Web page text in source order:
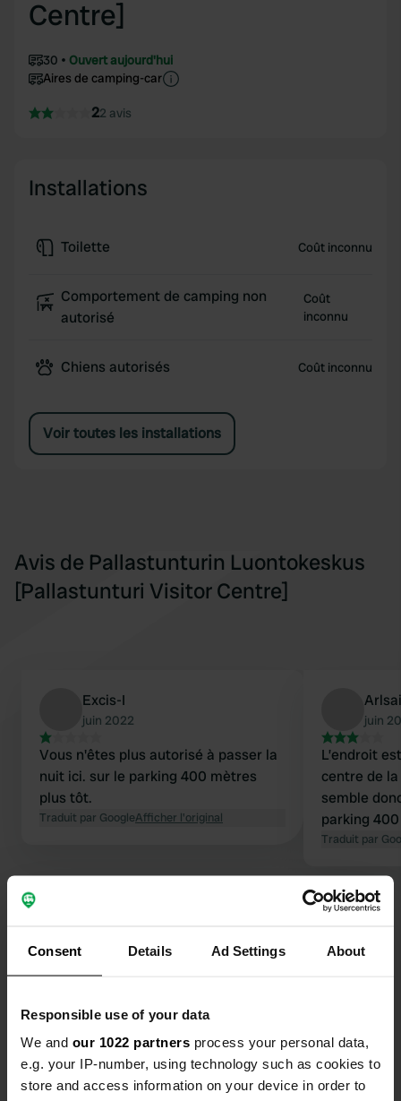
Consent Details Ad Settings About
Responsible use of your data
We and our 1022 partners process your personal data,
e.g. your IP-number, using technology such as cookies to
store and access information on your device in order to
Centre]
30
Ouvert aujourd'hui
Aires de camping-car
22 avis
Installations
Toilette Coût inconnu
Comportement de camping non
autorisé
Coût
inconnu
Chiens autorisés Coût inconnu
Voir toutes les installations
Avis de Pallastunturin Luontokeskus
[Pallastunturi Visitor Centre]
Excis-I
juin 2022
Vous n'êtes plus autorisé à passer la
nuit ici. sur le parking 400 mètres
plus tôt.
Traduit par GoogleAfficher l'original
juin
L’endroit
centre de
semble
parking
Traduit par
Contact
Emplacement
Pallastunturintie 557
99330, Muonio, Finlande
Copie